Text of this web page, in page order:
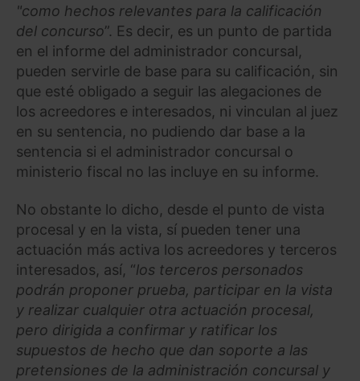
Saber más acerca de las cookies
"como hechos relevantes para la calificación
del concurso”. Es decir, es un punto de partida
en el informe del administrador concursal,
pueden servirle de base para su calificación, sin
que esté obligado a seguir las alegaciones de
los acreedores e interesados, ni vinculan al juez
en su sentencia, no pudiendo dar base a la
sentencia si el administrador concursal o
ministerio fiscal no las incluye en su informe.
No obstante lo dicho, desde el punto de vista
procesal y en la vista, sí pueden tener una
actuación más activa los acreedores y terceros
interesados, así, “los terceros personados
podrán proponer prueba, participar en la vista
y realizar cualquier otra actuación procesal,
pero dirigida a confirmar y ratificar los
supuestos de hecho que dan soporte a las
pretensiones de la administración concursal y